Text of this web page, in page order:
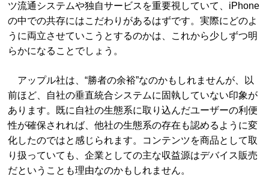
ツ流通システムや独自サービスを重要視していて、iPhone
の中での共存にはこだわりがあるはずです。実際にどのよ
うに両立させていこうとするのかは、これから少しずつ明
らかになることでしょう。
アップル社は、“勝者の余裕”なのかもしれませんが、以
前ほど、自社の垂直統合システムに固執していない印象が
あります。既に自社の生態系に取り込んだユーザーの利便
性が確保されれば、他社の生態系の存在も認めるように変
化したのではと感じられます。コンテンツを商品として取
り扱っていても、企業としての主な収益源はデバイス販売
だということも理由なのかもしれません。